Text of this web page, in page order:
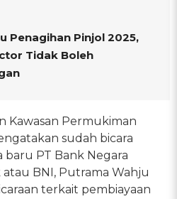
Penagihan Pinjol 2025,
Tidak Boleh
Kawasan Permukiman
sudah bicara
PT Bank Negara
atau BNI, Putrama Wahju
terkait pembiayaan